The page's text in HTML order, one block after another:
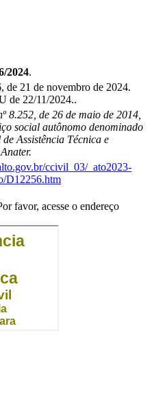
2024.
de 21 de novembro de 2024.
de 22/11/2024..
8.252, de 26 de maio de 2014,
social autônomo denominado
Assistência Técnica e
ccivil_03/_ato2023-
D12256.htm
favor, acesse o endereço